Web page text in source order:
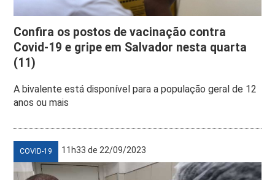
Confira os postos de vacinação contra
Covid-19 e gripe em Salvador nesta quarta
(11)
A bivalente está disponível para a população geral de 12
anos ou mais
COVID-19 11h33 de 22/09/2023